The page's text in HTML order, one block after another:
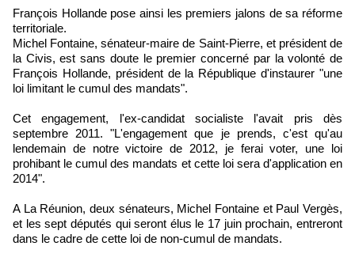
François Hollande pose ainsi les premiers jalons de sa réforme
territoriale.
Michel Fontaine, sénateur-maire de Saint-Pierre, et président de
la Civis, est sans doute le premier concerné par la volonté de
François Hollande, président de la République d'instaurer "une
loi limitant le cumul des mandats".
Cet engagement, l'ex-candidat socialiste l'avait pris dès
septembre 2011. "L'engagement que je prends, c'est qu'au
lendemain de notre victoire de 2012, je ferai voter, une loi
prohibant le cumul des mandats et cette loi sera d'application en
2014".
A La Réunion, deux sénateurs, Michel Fontaine et Paul Vergès,
et les sept députés qui seront élus le 17 juin prochain, entreront
dans le cadre de cette loi de non-cumul de mandats.